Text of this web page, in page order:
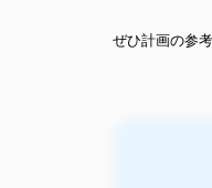
ぜひ計画の参